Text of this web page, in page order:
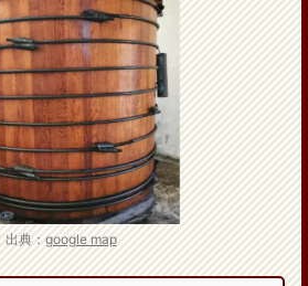
出典：google map